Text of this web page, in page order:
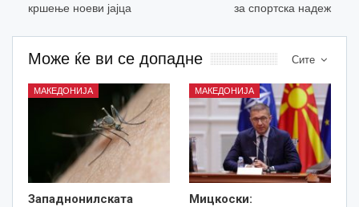
кршење ноеви јајца
за спортска надеж
Сите
Може ќе ви се допадне
МАКЕДОНИЈА
Западнонилската
МАКЕДОНИЈА
Мицкоски: